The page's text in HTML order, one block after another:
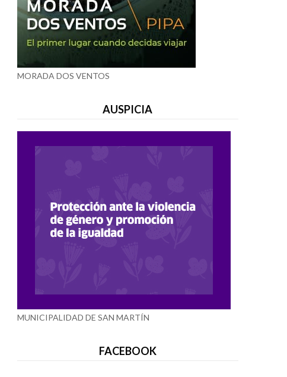
MORADA DOS VENTOS
AUSPICIA
MUNICIPALIDAD DE SAN MARTÍN
FACEBOOK